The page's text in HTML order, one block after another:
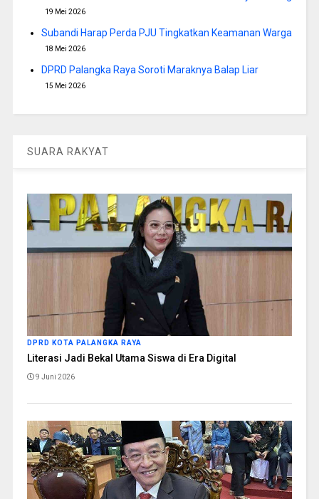
19 Mei 2026
Subandi Harap Perda PJU Tingkatkan Keamanan Warga
18 Mei 2026
DPRD Palangka Raya Soroti Maraknya Balap Liar
15 Mei 2026
SUARA RAKYAT
DPRD KOTA PALANGKA RAYA
Literasi Jadi Bekal Utama Siswa di Era Digital
9 Juni 2026